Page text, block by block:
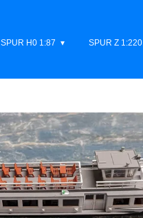
SPUR H0 1:87 SPUR Z 1:220